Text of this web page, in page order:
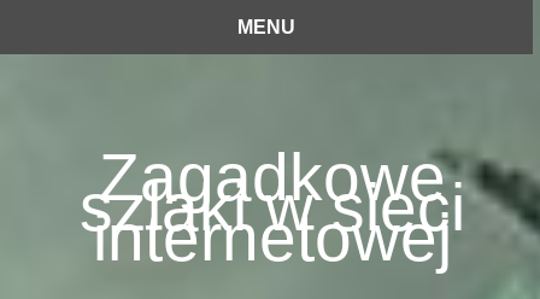
MENU
Zagadkowe
szlaki w sieci
internetowej